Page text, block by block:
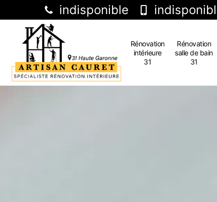
indisponible
Rénovation
intérieure
31
Rénovation
salle de bain
31